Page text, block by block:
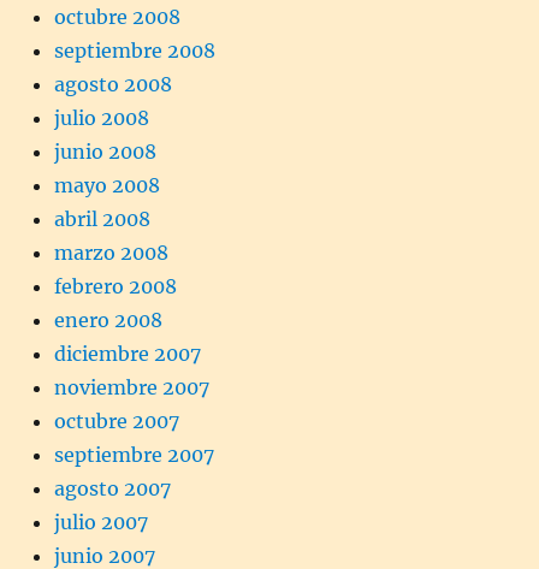
octubre 2008
septiembre 2008
agosto 2008
julio 2008
junio 2008
mayo 2008
abril 2008
marzo 2008
febrero 2008
enero 2008
diciembre 2007
noviembre 2007
octubre 2007
septiembre 2007
agosto 2007
julio 2007
junio 2007